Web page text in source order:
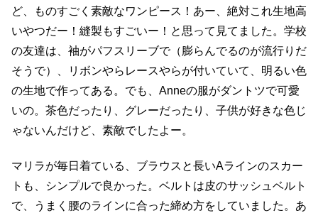
ど、ものすごく素敵なワンピース！あー、絶対これ生地高
いやつだー！縫製もすごいー！と思って見てました。学校
の友達は、袖がパフスリーブで（膨らんでるのが流行りだ
そうで）、リボンやらレースやらが付いていて、明るい色
の生地で作ってある。でも、Anneの服がダントツで可愛
いの。茶色だったり、グレーだったり、子供が好きな色じ
ゃないんだけど、素敵でしたよー。
マリラが毎日着ている、ブラウスと長いAラインのスカー
トも、シンプルで良かった。ベルトは皮のサッシュベルト
で、うまく腰のラインに合った締め方をしていました。あ